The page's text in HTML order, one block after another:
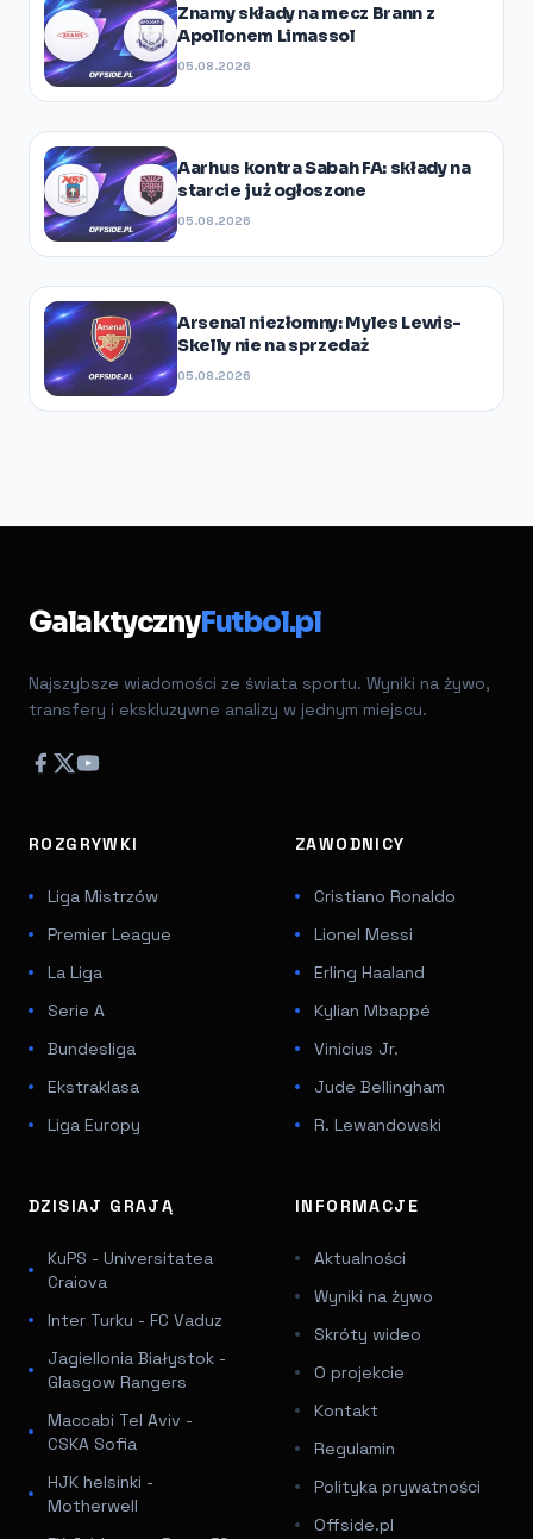
Znamy składy na mecz Brann z
Apollonem Limassol
05.08.2026
Aarhus kontra Sabah FA: składy na
starcie już ogłoszone
05.08.2026
Arsenal niezłomny: Myles Lewis-
Skelly nie na sprzedaż
05.08.2026
GalaktycznyFutbol.pl
Najszybsze wiadomości ze świata sportu. Wyniki na żywo,
transfery i ekskluzywne analizy w jednym miejscu.
ROZGRYWKI
Liga Mistrzów
Premier League
La Liga
Serie A
Bundesliga
Ekstraklasa
Liga Europy
ZAWODNICY
Cristiano Ronaldo
Lionel Messi
Erling Haaland
Kylian Mbappé
Vinicius Jr.
Jude Bellingham
R. Lewandowski
DZISIAJ GRAJĄ
KuPS - Universitatea
Craiova
Inter Turku - FC Vaduz
Jagiellonia Białystok -
Glasgow Rangers
Maccabi Tel Aviv -
CSKA Sofia
HJK helsinki -
Motherwell
INFORMACJE
Aktualności
Wyniki na żywo
Skróty wideo
O projekcie
Kontakt
Regulamin
Polityka prywatności
Offside.pl